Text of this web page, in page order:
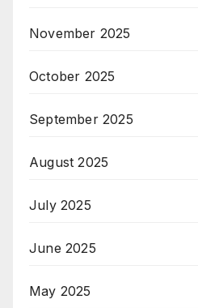
November 2025
October 2025
September 2025
August 2025
July 2025
June 2025
May 2025